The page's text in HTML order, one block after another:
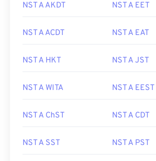
NST A AKDT NST A EET
NST A ACDT NST A EAT
NST A HKT NST A JST
NST A WITA NST A EEST
NST A ChST NST A CDT
NST A SST NST A PST